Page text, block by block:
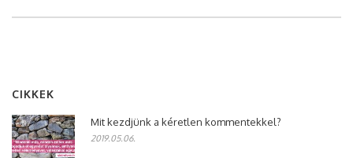
CIKKEK
Mit kezdjünk a kéretlen kommentekkel?
2019.05.06.